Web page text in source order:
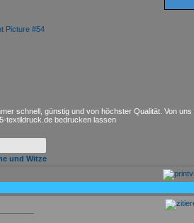
schnell, günstig und von höchster Qualität. Von uns
textildruck.de bedrucken lassen
und Witze